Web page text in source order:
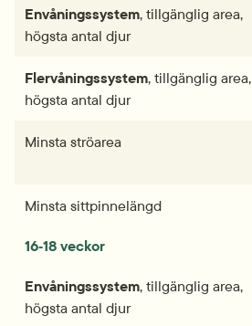
Envånings­­­system, tillgänglig area,
högsta antal djur
Flervånings­­­system, tillgänglig area,
högsta antal djur
Minsta strö­area
Minsta sittpinne­­­längd
16‑18 veckor
Envånings­­­system, tillgänglig area,
högsta antal djur